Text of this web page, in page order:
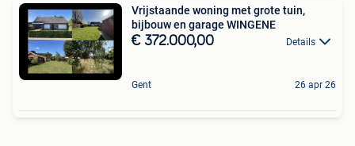
Vrijstaande woning met grote tuin,
bijbouw en garage WINGENE
€ 372.000,00 Details
Gent 26 apr 26